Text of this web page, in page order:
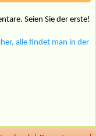
Seien Sie der erste!
alle findet man in der